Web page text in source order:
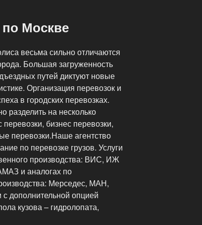
Москве
весьма сильно отличаются
Большая загруженность
путей диктуют новые
Организация перевозок и
в городских перевозках.
разделить на несколько
перевозки, бизнес перевозки,
перевозки.Наше агентство
по перевозке грузов. Услуги
производства: ВИС, ИЖ
и аналогах по
Мерседес, МАН,
дополнительной опцией
кузова – гидролопата,